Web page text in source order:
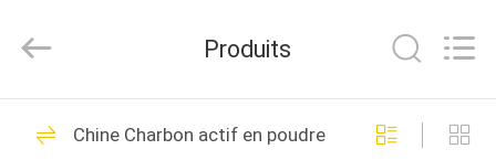
MAISON
Activated
Carbon
Rights
77
Produits
Chine Charbon actif en poudre